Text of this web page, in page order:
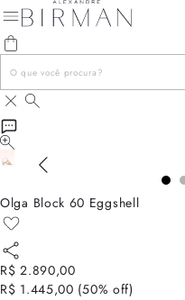
Olga Block 60 Eggshell
R$ 2.890,00
R$ 1.445,00 (50% off)